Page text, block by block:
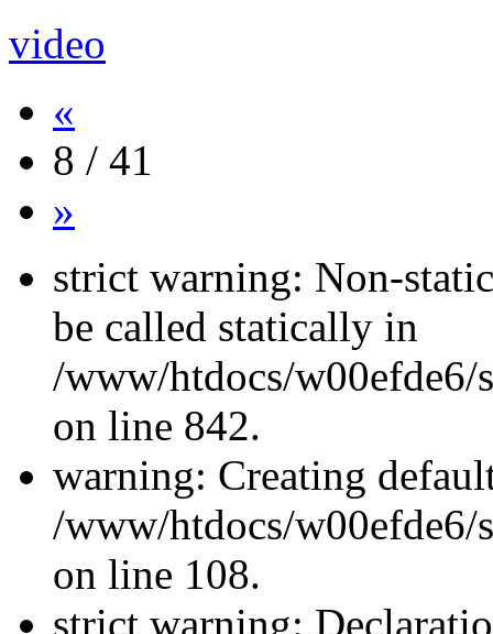
video
«
8 / 41
»
strict warning: Non-
be called statically in
/www/htdocs/w00efde6/
on line 842.
warning: Creating
/www/htdocs/w00efde6/
on line 108.
strict warning: